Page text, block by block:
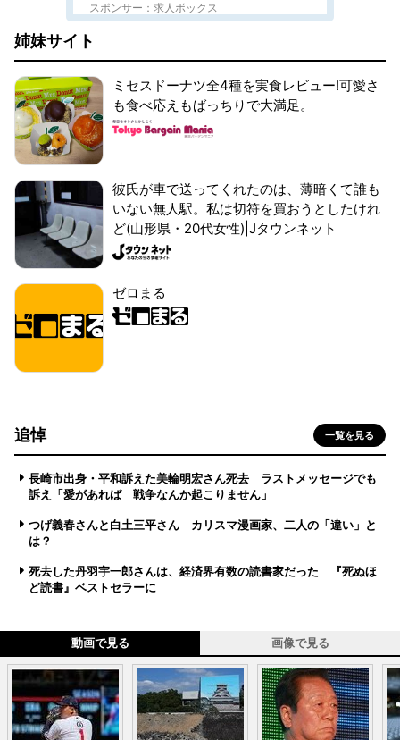
スポンサー：求人ボックス
姉妹サイト
ミセスドーナツ全4種を実食レビュー!可愛さ
も食べ応えもばっちりで大満足。
彼氏が車で送ってくれたのは、薄暗くて誰も
いない無人駅。私は切符を買おうとしたけれ
ど(山形県・20代女性)|Jタウンネット
ゼロまる
追悼 一覧を見る
長崎市出身・平和訴えた美輪明宏さん死去 ラストメッセージでも
訴え「愛があれば 戦争なんか起こりません」
つげ義春さんと白土三平さん カリスマ漫画家、二人の「違い」と
は？
死去した丹羽宇一郎さんは、経済界有数の読書家だった 『死ぬほ
ど読書』ベストセラーに
動画で見る 画像で見る